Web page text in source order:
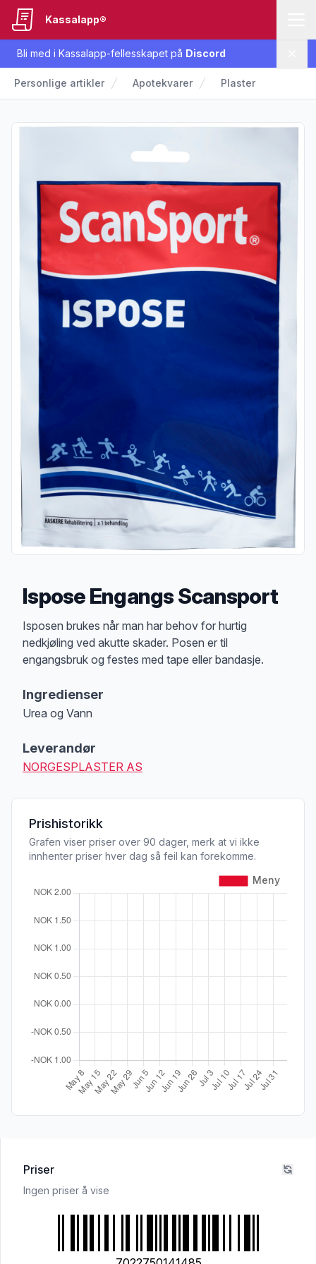
Bli med i Kassalapp-fellesskapet på Discord
Kassalapp®
Personlige artikler Apotekvarer Plaster
Ispose Engangs Scansport
Produktbeskrivelse
Isposen brukes når man har behov for hurtig
nedkjøling ved akutte skader. Posen er til
engangsbruk og festes med tape eller bandasje.
Ingredienser
Urea og Vann
Leverandør
NORGESPLASTER AS
Prishistorikk
Grafen viser priser over 90 dager, merk at vi ikke
innhenter priser hver dag så feil kan forekomme.
Priser
Ingen priser å vise